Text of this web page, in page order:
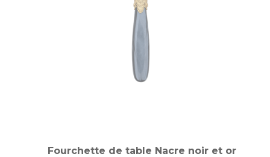
Fourchette de table Nacre noir et or